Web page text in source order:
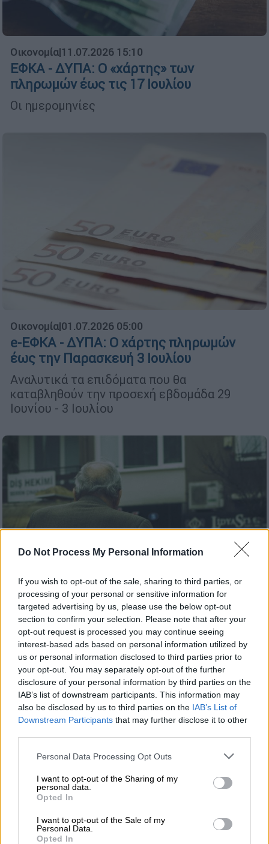
Do Not Process My Personal Information
If you wish to opt-out of the sale, sharing to third parties, or
processing of your personal or sensitive information for
targeted advertising by us, please use the below opt-out
section to confirm your selection. Please note that after your
opt-out request is processed you may continue seeing
interest-based ads based on personal information utilized by
us or personal information disclosed to third parties prior to
your opt-out. You may separately opt-out of the further
disclosure of your personal information by third parties on the
IAB’s list of downstream participants. This information may
also be disclosed by us to third parties on the IAB’s List of
Downstream Participants that may further disclose it to other
Please note that this website/app uses one or more Google
not limited to your visit or usage behaviour. You may click to
grant or deny consent to Google and its third-party tags to
use your data for below specified purposes in below Google
consent section.
Personal Data Processing Opt Outs
I want to opt-out of the Sharing of my
personal data.
Opted In
I want to opt-out of the Sale of my
Personal Data.
Opted In
Οικονομία|11.07.2026 15:10
ΕΦΚΑ - ΔΥΠΑ: Ο «χάρτης» των
πληρωμών έως τις 17 Ιουλίου
Οι ημερομηνίες
Οικονομία|01.07.2026 05:00
e-ΕΦΚΑ - ΔΥΠΑ: Ο χάρτης πληρωμών
έως την Παρασκευή 3 Ιουλίου
Αναλυτικά τα επιδόματα που θα
καταβληθούν την προσεχή εβδομάδα 29
Ιουνίου - 3 Ιουλίου
Οικονομία|19.06.2026 02:00
Συντάξεις Ιουλίου: Πότε θα πληρωθούν -
Οι ημερομηνίες ανά Ταμείο
Δείτε ποιες είναι